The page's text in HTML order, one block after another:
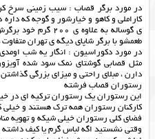
در مورد برگر قصاب : سیب زمینی سرخ
ی گوساله به علاوه
طعمشو با برگر شاپای دیگه ی تهران متفاوت
در مورد دکوراسیون : انگار یه شب
مثل قصابی گوشتای نمک سود شده
دارن ، مبلای راحتی و میزای بزرگی
رستوران قصاب فرشته
اين رستوران يك رستوران تركيه اي در
كاركنان رستوران همه ترك هستند و
فضاي كلي رستوران خيلي شيكه و تهويه
وقتي نشستيد اگه لباس گرم يا كيف